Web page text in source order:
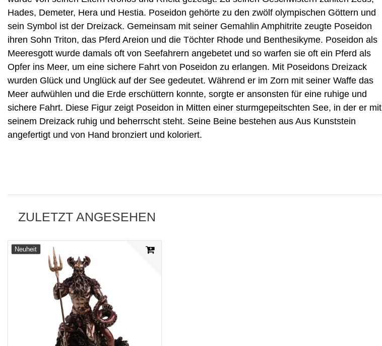
Hades, Demeter, Hera und Hestia. Poseidon gehörte zu den zwölf olympischen Göttern und
sein Symbol ist der Dreizack. Gemeinsam mit seiner Gemahlin Amphitrite zeugte Poseidon
ihren Sohn Triton, das Pferd Areion und die Töchter Rhode und Benthesikyme. Poseidon als
Meeresgott wurde damals oft von Seefahrern angebetet und so warfen sie oft ein Pferd als
Opfer ins Meer, um eine sichere Fahrt von Poseidon zu erlangen. Mit Poseidons Dreizack
wurden Glück und Unglück auf der See gedeutet. Während er im Zorn mit seiner Waffe das
Meer aufwühlen und die Erde erschüttern konnte, sorgte er ansonsten für eine ruhige und
sichere Fahrt. Diese Figur zeigt Poseidon in Mitten einer sturmgepeitschten See, in der er mit
seinem Dreizack ruhig und beherrscht steht. Seine Beine bestehen aus Aus Kunststein
angefertigt und von Hand bronziert und koloriert.
ZULETZT ANGESEHEN
Neuheit